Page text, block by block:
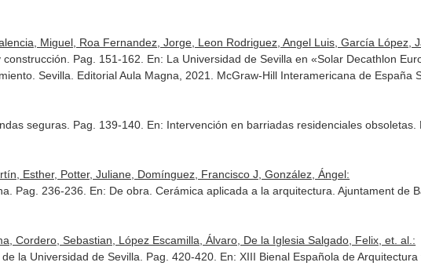
Miguel, Roa Fernandez, Jorge, Leon Rodriguez, Angel Luis, García López,
Pag. 151-162. En: La Universidad de Sevilla en «Solar Decathlon
. Sevilla. Editorial Aula Magna, 2021. McGraw-Hill Interamericana de España
seguras. Pag. 139-140. En: Intervención en barriadas residenciales obsoletas.
Esther, Potter, Juliane, Domínguez, Francisco J, González, Ángel:
Pag. 236-236. En: De obra. Cerámica aplicada a la arquitectura . Ajuntament de
Cordero, Sebastian, López Escamilla, Álvaro, De la Iglesia Salgado, Felix, et. al.:
la Universidad de Sevilla. Pag. 420-420. En: XIII Bienal Española de